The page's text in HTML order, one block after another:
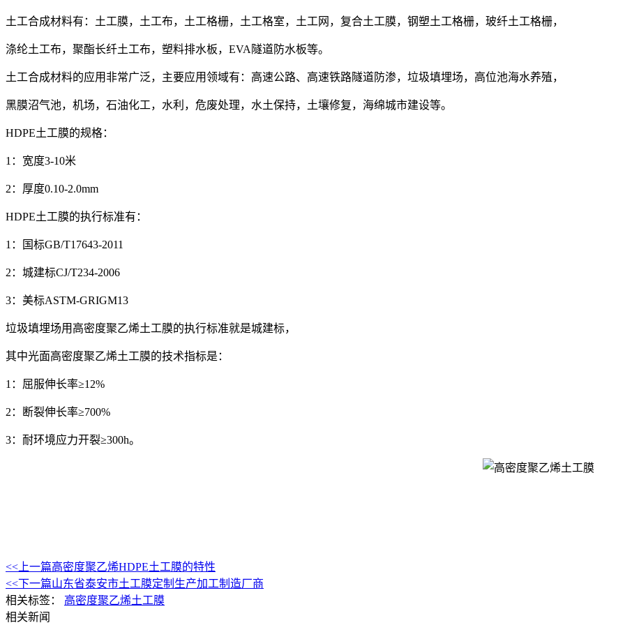
土工合成材料有：土工膜，土工布，土工格栅，土工格室，土工网，复合土工膜，钢塑土工格栅，玻纤土工格栅，
涤纶土工布，聚酯长纤土工布，塑料排水板，EVA隧道防水板等。
土工合成材料的应用非常广泛，主要应用领域有：高速公路、高速铁路隧道防渗，垃圾填埋场，高位池海水养殖，
黑膜沼气池，机场，石油化工，水利，危废处理，水土保持，土壤修复，海绵城市建设等。
HDPE土工膜的规格：
1：宽度3-10米
2：厚度0.10-2.0mm
HDPE土工膜的执行标准有：
1：国标GB/T17643-2011
2：城建标CJ/T234-2006
3：美标ASTM-GRIGM13
垃圾填埋场用高密度聚乙烯土工膜的执行标准就是城建标，
其中光面高密度聚乙烯土工膜的技术指标是：
1：屈服伸长率≥12%
2：断裂伸长率≥700%
3：耐环境应力开裂≥300h。
<<上一篇高密度聚乙烯HDPE土工膜的特性
<<下一篇山东省泰安市土工膜定制生产加工制造厂商
相关标签： 高密度聚乙烯土工膜
相关新闻